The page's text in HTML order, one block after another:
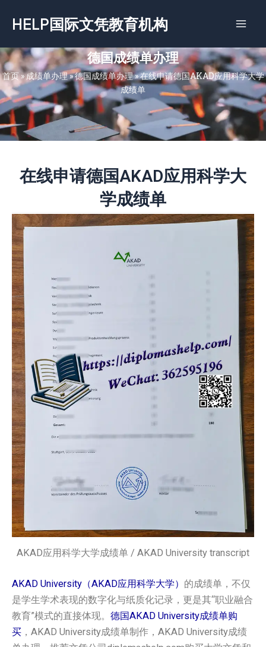
容
HELP国际文凭教育机构
德国成绩单办理
首页»成绩单办理»德国成绩单办理»在线申请德国AKAD应用科学大学
成绩单
在线申请德国AKAD应用科学大
学成绩单
AKAD应用科学大学成绩单 / AKAD University transcript
AKAD University（AKAD应用科学大学） 的成绩单，不仅
是学生学术表现的数字化与纸质化记录，更是其“职业融合
教育”模式的直接体现。 德国AKAD University成绩单购
买 ，AKAD University成绩单制作，AKAD University成绩